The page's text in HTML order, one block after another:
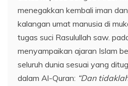
menegakkan kembali iman
kalangan umat manusia di
tugas suci Rasulullah saw.
menyampaikan ajaran Islam
seluruh dunia sesuai yang
dalam Al-Quran: “Dan